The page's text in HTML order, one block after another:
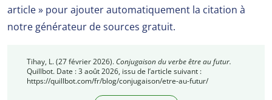
article » pour ajouter automatiquement la citation à
notre générateur de sources gratuit.
Tihay, L. (27 février 2026). Conjugaison du verbe être au futur.
Quillbot. Date : 3 août 2026, issu de l’article suivant :
https://quillbot.com/fr/blog/conjugaison/etre-au-futur/